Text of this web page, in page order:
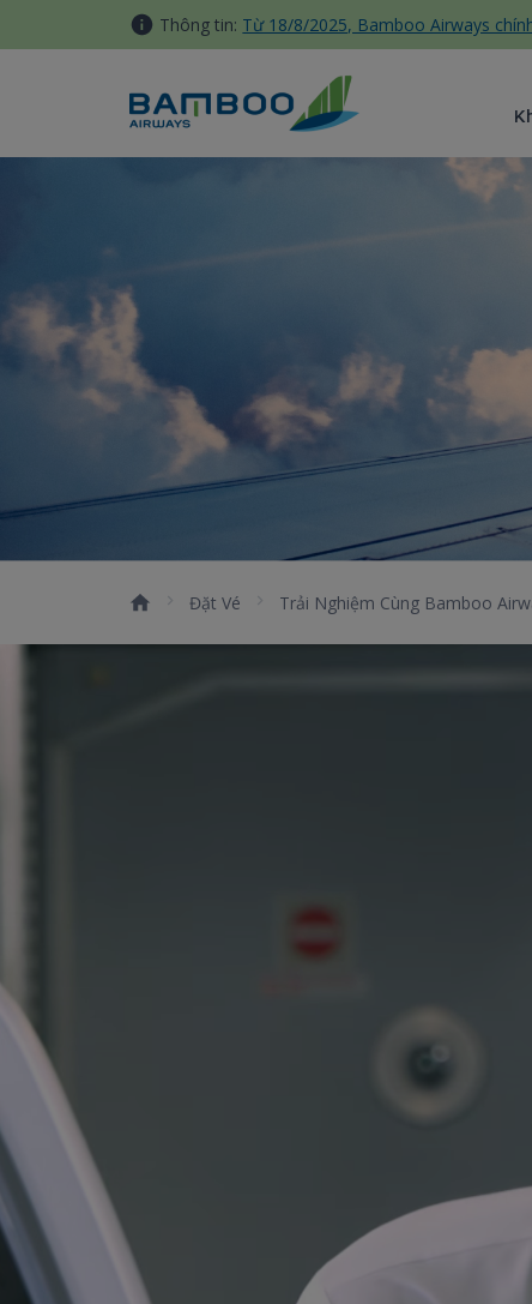
Truy cập nội dung luôn
Thông tin: Từ 18/8/2025, Bamboo Airways
Hạng Business - Bamboo
Đặt Vé Trải Nghiệm Cùng Bamboo